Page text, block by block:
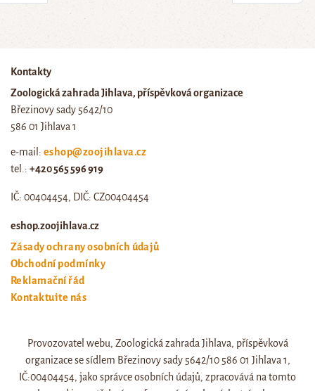
Kontakty
Zoologická zahrada Jihlava, příspěvková organizace
Březinovy sady 5642/10
586 01 Jihlava 1
e-mail: eshop@zoojihlava.cz
tel.: +420 565 596 919
IČ: 00404454, DIČ: CZ00404454
eshop.zoojihlava.cz
Zásady ochrany osobních údajů
Obchodní podmínky
Reklamační řád
Kontaktujte nás
Web zoo jihlava
Otevírací doba a ceník
Provozovatel webu, Zoologická zahrada Jihlava, příspěvková
organizace se sídlem Březinovy sady 5642/10 586 01 Jihlava 1,
IČ:00404454, jako správce osobních údajů, zpracovává na tomto